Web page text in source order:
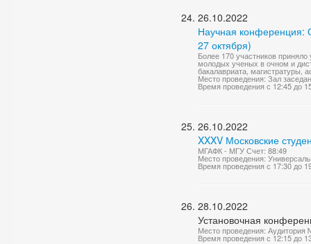
26.10.2022
Научная конференция:
27 октября)
Более 170 участников
молодых ученых в очном и
бакалавриата, магистратуры,
Место проведения: Зал
Время проведения с 12:45 до
26.10.2022
XXXV Московские
МГАФК - МГУ Счет: 88:49
Место проведения:
Время проведения с 17:30 до
28.10.2022
Установочная
Место проведения:
Время проведения с 12:15 до